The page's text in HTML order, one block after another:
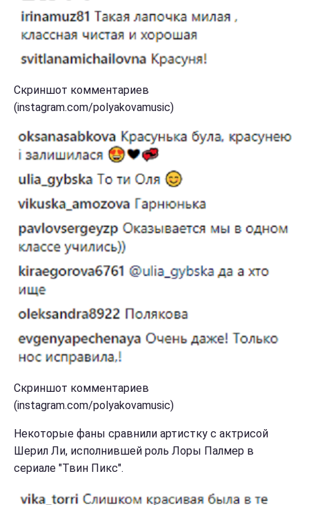
Скриншот комментариев
(instagram.com/polyakovamusic)
Скриншот комментариев
(instagram.com/polyakovamusic)
Некоторые фаны сравнили артистку с актрисой
Шерил Ли, исполнившей роль Лоры Палмер в
сериале "Твин Пикс".